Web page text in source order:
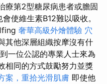
療第2型糖尿病患者或膽固
使維生素B12難以吸收。
奢華高級外燴體驗 穴
其他深層組織按摩沒有什
一位公認的專業人士來為
相同的方式鼓勵努力並獎
案，重拾光滑肌膚 即使他